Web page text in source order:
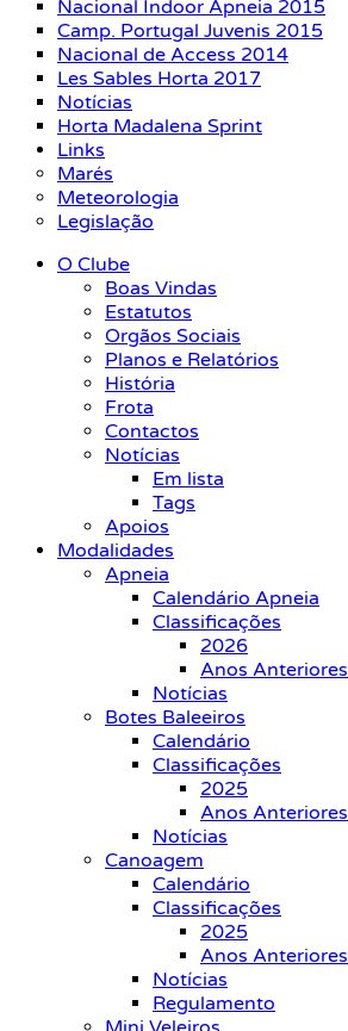
Nacional Indoor Apneia 2015
Camp. Portugal Juvenis 2015
Nacional de Access 2014
Les Sables Horta 2017
Notícias
Horta Madalena Sprint
Links
Marés
Meteorologia
Legislação
O Clube
Boas Vindas
Estatutos
Orgãos Sociais
Planos e Relatórios
História
Frota
Contactos
Notícias
Em lista
Tags
Apoios
Modalidades
Apneia
Calendário Apneia
Classificações
2026
Anos Anteriores
Notícias
Botes Baleeiros
Calendário
Classificações
2025
Anos Anteriores
Notícias
Canoagem
Calendário
Classificações
2025
Anos Anteriores
Notícias
Regulamento